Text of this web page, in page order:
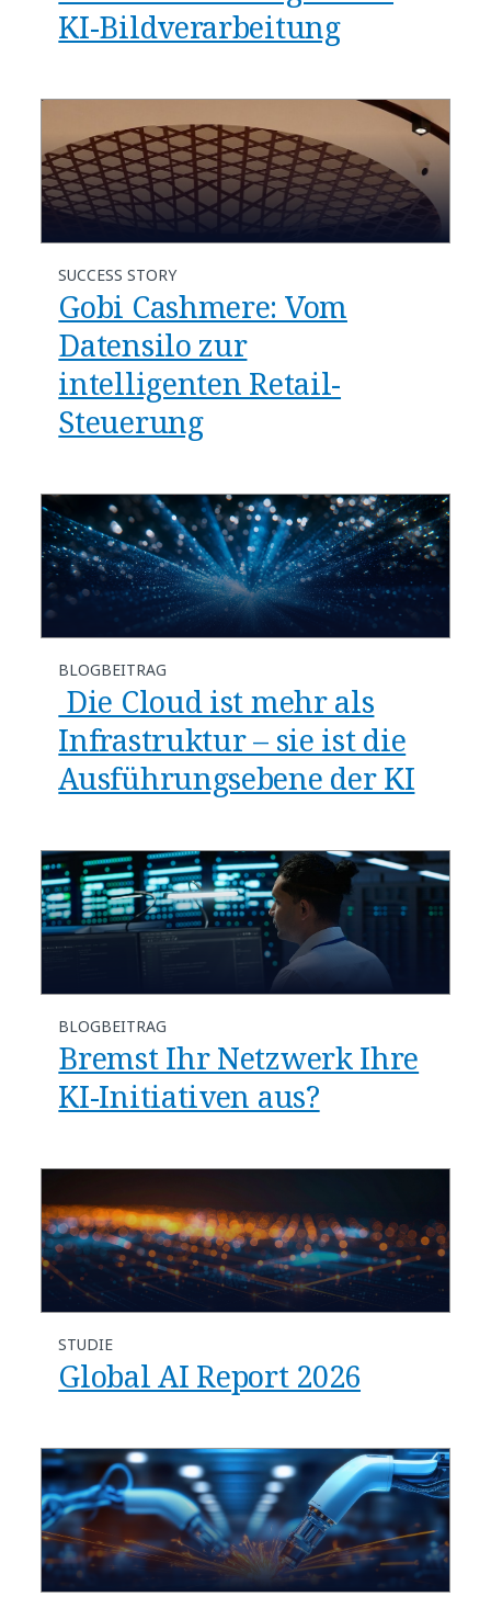
KI-Bildverarbeitung
SUCCESS STORY
Gobi Cashmere: Vom
Datensilo zur
intelligenten Retail-
Steuerung
BLOGBEITRAG
​​ Die Cloud ist mehr als
Infrastruktur – sie ist die
Ausführungsebene der KI​
BLOGBEITRAG
​​Bremst Ihr Netzwerk Ihre
KI-Initiativen aus?​
STUDIE
Global AI Report 2026